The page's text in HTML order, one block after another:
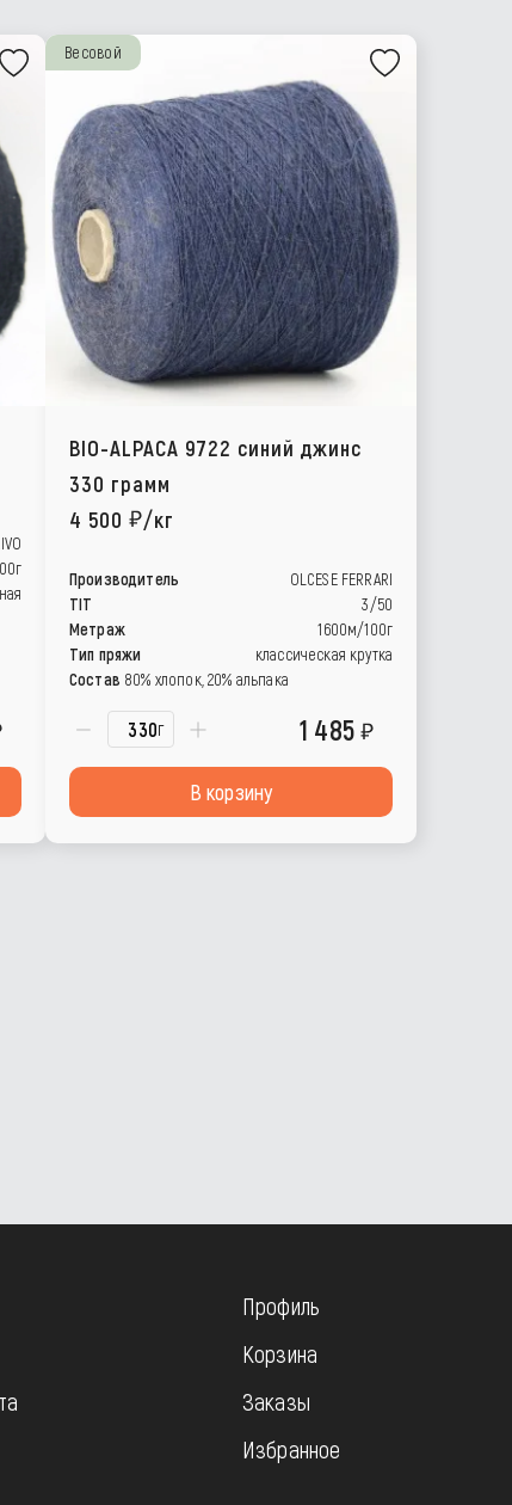
Весовой
BIO-ALPACA 9722 синий джинс
330 грамм
4 500
/кг
Производитель
OLCESE FERRARI
TIT
3/50
Метраж
1600м/100г
Тип пряжи
классическая крутка
Состав 80% хлопок, 20% альпака
г 1 485
В корзину
Профиль
Корзина
Заказы
Избранное